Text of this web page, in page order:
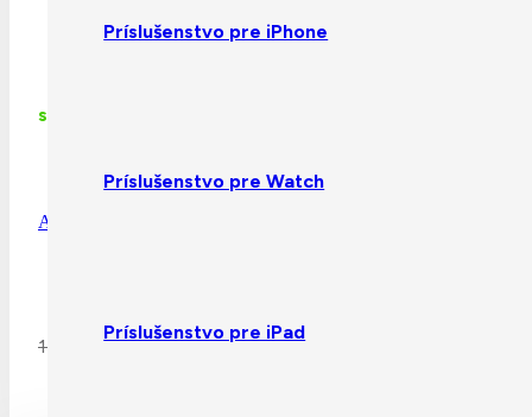
Príslušenstvo pre iPhone
Príslušenstvo pre Watch
Príslušenstvo pre iPad
skladom
Apple iPhone 17 Pro Max 512GB Deep Blue
1 739,00€ Pôvodná cena bola: 1